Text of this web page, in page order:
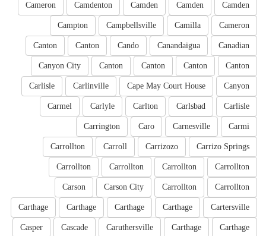
Camden
Camden
Camden
Camdenton
Cameron
Cameron
Camilla
Campbellsville
Campton
Canadian
Canandaigua
Cando
Canton
Canton
Canton
Canton
Canton
Canton
Canyon City
Canyon
Cape May Court House
Carlinville
Carlisle
Carlisle
Carlsbad
Carlton
Carlyle
Carmel
Carmi
Carnesville
Caro
Carrington
Carrizo Springs
Carrizozo
Carroll
Carrollton
Carrollton
Carrollton
Carrollton
Carrollton
Carrollton
Carrollton
Carson City
Carson
Cartersville
Carthage
Carthage
Carthage
Carthage
Carthage
Carthage
Caruthersville
Cascade
Casper